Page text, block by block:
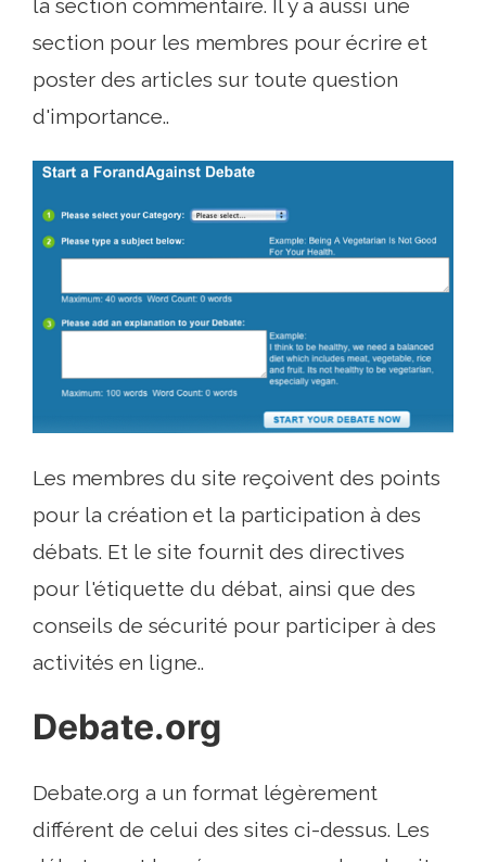
la section commentaire. Il y a aussi une
section pour les membres pour écrire et
poster des articles sur toute question
d'importance..
Les membres du site reçoivent des points
pour la création et la participation à des
débats. Et le site fournit des directives
pour l'étiquette du débat, ainsi que des
conseils de sécurité pour participer à des
activités en ligne..
Debate.org
Debate.org a un format légèrement
différent de celui des sites ci-dessus. Les